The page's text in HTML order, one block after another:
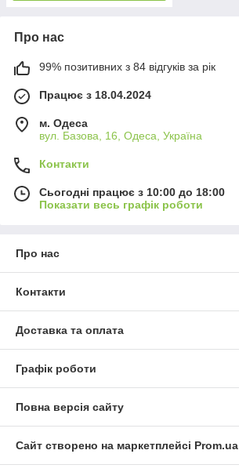
Про нас
99% позитивних з 84 відгуків за рік
Працює з 18.04.2024
м. Одеса
вул. Базова, 16, Одеса, Україна
Контакти
Сьогодні працює з 10:00 до 18:00
Показати весь графік роботи
Про нас
Контакти
Доставка та оплата
Графік роботи
Повна версія сайту
Сайт створено на маркетплейсі Prom.ua